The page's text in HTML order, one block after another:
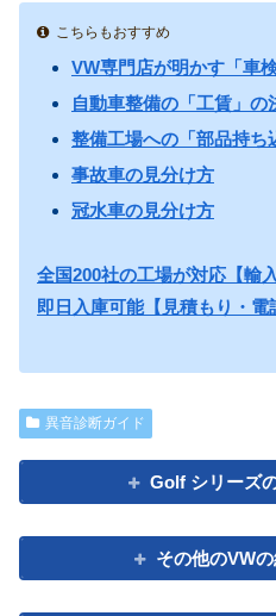
こちらもおすすめ
VW専門店が明かす「車
自動車整備の「工賃」の
整備工場への「部品持ち
事故車の見分け方
冠水車の見分け方
全国200社の工場が対応【輸
即日入庫可能【見積もり・電
異音診断ガイド
Golf シリーズ
その他のVWの